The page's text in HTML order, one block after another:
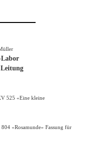
525 «Eine kleine
«Rosamunde» Fassung für